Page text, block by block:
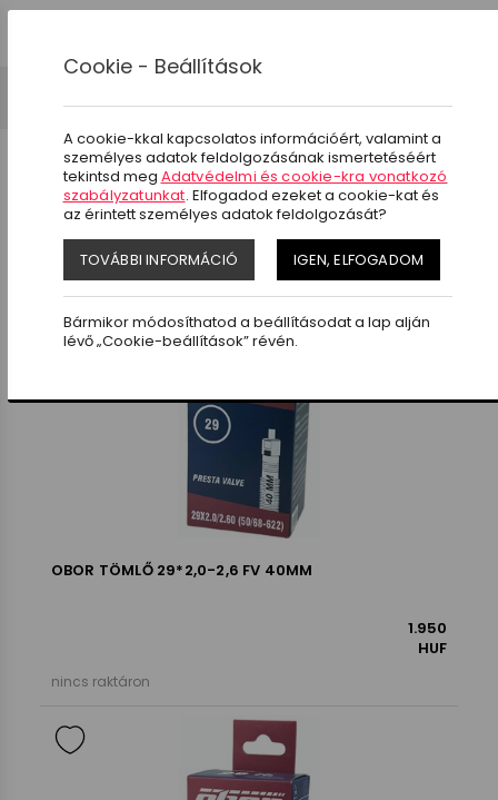
Cookie - Beállítások
A cookie-kkal kapcsolatos információért, valamint a
személyes adatok feldolgozásának ismertetéséért
tekintsd meg Adatvédelmi és cookie-kra vonatkozó
szabályzatunkat. Elfogadod ezeket a cookie-kat és
az érintett személyes adatok feldolgozását?
TOVÁBBI INFORMÁCIÓ IGEN, ELFOGADOM
Bármikor módosíthatod a beállításodat a lap alján
lévő „Cookie-beállítások” révén.
SZŰRÉS
OBOR TÖMLŐ 29*2,0-2,6 FV 40MM
1.950
HUF
nincs raktáron